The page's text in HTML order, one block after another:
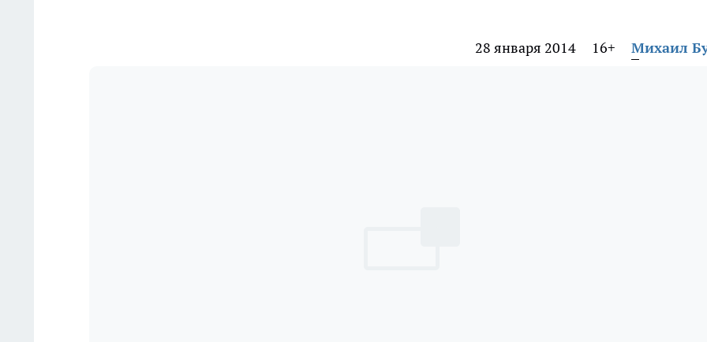
28 января 2014 16+ Михаил